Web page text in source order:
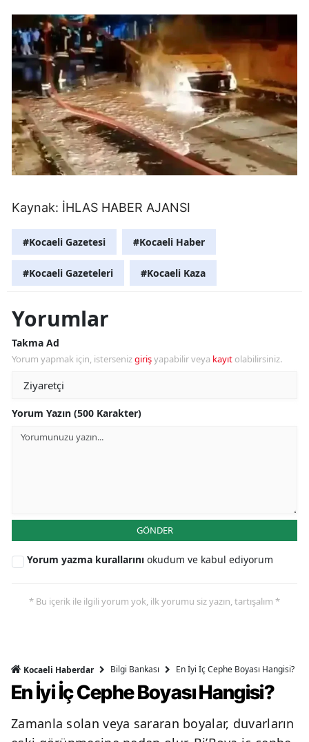
Kaynak: İHLAS HABER AJANSI
#Kocaeli Gazetesi #Kocaeli Haber
#Kocaeli Gazeteleri #Kocaeli Kaza
Yorumlar
Takma Ad
Yorum yapmak için, istersenizgirişyapabilir veya kayıt olabilirsiniz.
Yorum Yazın (500 Karakter)
GÖNDER
Yorum yazma kurallarını okudum ve kabul ediyorum
* Bu içerik ile ilgili yorum yok, ilk yorumu siz yazın, tartışalım *
Kocaeli Haberdar Bilgi Bankası En İyi İç Cephe Boyası Hangisi?
En İyi İç Cephe Boyası Hangisi?
Zamanla solan veya sararan boyalar, duvarların